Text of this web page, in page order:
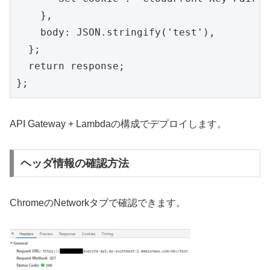
    },
    body: JSON.stringify('test'),
  };
  return response;
};
API Gateway + Lambdaの構成でデプロイします。
ヘッダ情報の確認方法
ChromeのNetworkタブで確認できます。